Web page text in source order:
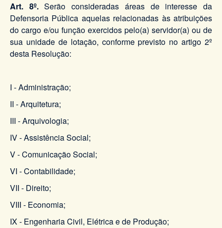
Art. 8º.Serão consideradas áreas de interesse da
Defensoria Pública aquelas relacionadas às atribuições
do cargo e/ou função exercidos pelo(a) servidor(a) ou de
sua unidade de lotação, conforme previsto no artigo 2º
desta Resolução:
I - Administração;
II - Arquitetura;
III - Arquivologia;
IV - Assistência Social;
V - Comunicação Social;
VI - Contabilidade;
VII - Direito;
VIII - Economia;
IX - Engenharia Civil, Elétrica e de Produção;